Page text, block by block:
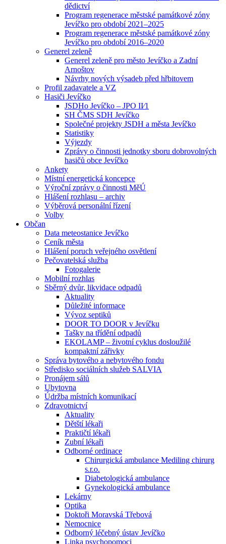
dědictví
Program regenerace městské památkové zóny
Jevíčko pro období 2021–2025
Program regenerace městské památkové zóny
Jevíčko pro období 2016–2020
Generel zeleně
Generel zeleně pro město Jevíčko a Zadní
Arnoštov
Návrhy nových výsadeb před hřbitovem
Profil zadavatele a VZ
Hasiči Jevíčko
JSDHo Jevíčko – JPO II⁄1
SH ČMS SDH Jevíčko
Společné projekty JSDH a města Jevíčko
Statistiky
Výjezdy
Zprávy o činnosti jednotky sboru dobrovolných
hasičů obce Jevíčko
Ankety
Místní energetická koncepce
Výroční zprávy o činnosti MěÚ
Hlášení rozhlasu – archiv
Výběrová personální řízení
Volby
Občan
Data meteostanice Jevíčko
Ceník města
Hlášení poruch veřejného osvětlení
Pečovatelská služba
Fotogalerie
Mobilní rozhlas
Sběrný dvůr, likvidace odpadů
Aktuality
Důležité informace
Vývoz septiků
DOOR TO DOOR v Jevíčku
Tašky na třídění odpadů
EKOLAMP – životní cyklus dosloužilé
kompaktní zářivky
Správa bytového a nebytového fondu
Středisko sociálních služeb SALVIA
Pronájem sálů
Ubytovna
Údržba místních komunikací
Zdravotnictví
Aktuality
Dětští lékaři
Praktičtí lékaři
Zubní lékaři
Odborné ordinace
Chirurgická ambulance Mediling chirurg
s.r.o.
Diabetologická ambulance
Gynekologická ambulance
Lekárny
Optika
Doktoři Moravská Třebová
Nemocnice
Odborný léčebný ústav Jevíčko
Linka psychopomoci